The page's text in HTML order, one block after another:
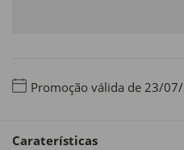
Promoção válida de 23/
Caraterísticas